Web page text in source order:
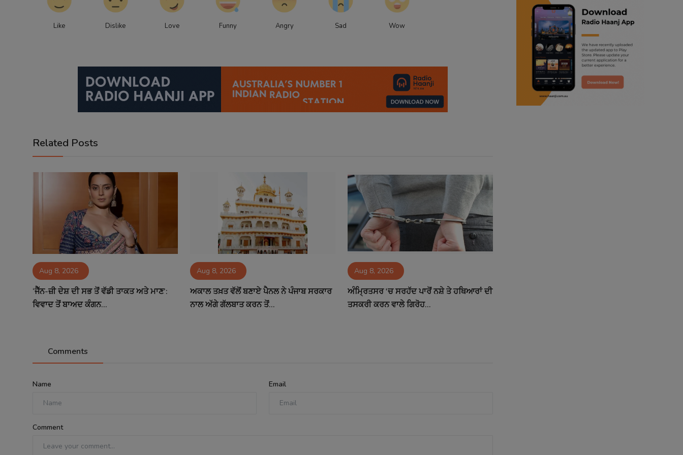
Like Dislike Love Funny Angry Sad Wow
Related Posts
Aug 8, 2026
‘ਜੈੱਨ-ਜ਼ੀ ਦੇਸ਼ ਦੀ ਸਭ ਤੋਂ ਵੱਡੀ ਤਾਕਤ ਅਤੇ ਮਾਣ’:
ਵਿਵਾਦ ਤੋਂ ਬਾਅਦ ਕੰਗਨ...
Aug 8, 2026
ਅਕਾਲ ਤਖ਼ਤ ਵੱਲੋਂ ਬਣਾਏ ਪੈਨਲ ਨੇ ਪੰਜਾਬ ਸਰਕਾਰ
ਨਾਲ ਅੱਗੇ ਗੱਲਬਾਤ ਕਰਨ ਤੋਂ...
Aug 8, 2026
ਅੰਮ੍ਰਿਤਸਰ 'ਚ ਸਰਹੱਦ ਪਾਰੋਂ ਨਸ਼ੇ ਤੇ ਹਥਿਆਰਾਂ ਦੀ
ਤਸਕਰੀ ਕਰਨ ਵਾਲੇ ਗਿਰੋਹ...
Comments
Name Email
Comment
ranjodh singh
punjabi podcast australia
radio haanji updates
punjabi kahani